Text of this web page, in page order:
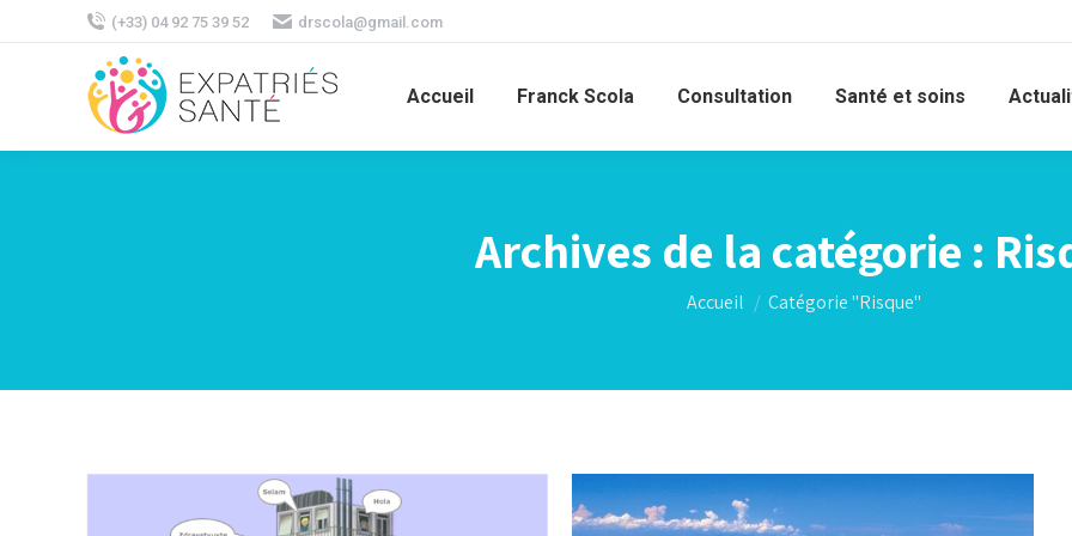
(+33) 04 92 75 39 52 drscola@gmail.com
Accueil Franck Scola Consultation Santé et soins
Archives de la catégorie :
Vous êtes ici :
Accueil Catégorie "Risque"